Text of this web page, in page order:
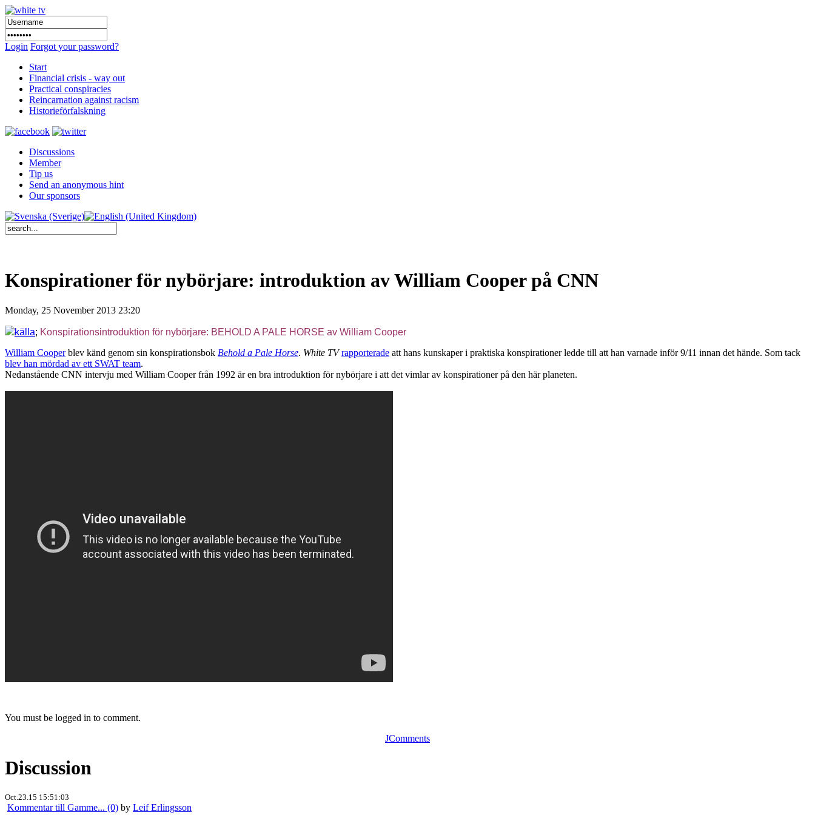
Login Forgot your password?
Start
Financial crisis - way out
Practical conspiracies
Reincarnation against racism
Historieförfalskning
Discussions
Member
Tip us
Send an anonymous hint
Our sponsors
Konspirationer för nybörjare: introduktion av William Cooper på CNN
Monday, 25 November 2013 23:20
källa; Konspirationsintroduktion för nybörjare: BEHOLD A PALE HORSE av William Cooper
William Cooperblev känd genom sin konspirationsbok Behold a Pale Horse. White TV rapporterade att hans kunskaper i praktiska konspirationer ledde till att han varnade inför 9/11 innan det hände. Som tack
blev han mördad av ett SWAT team.
Nedanstående CNN intervju med William Cooper från 1992 är en bra introduktion för nybörjare i att det vimlar av konspirationer på den här planeten.
You must be logged in to comment.
JComments
Discussion
Oct.23.15 15:51:03
Kommentar till Gamme... (0) by Leif Erlingsson